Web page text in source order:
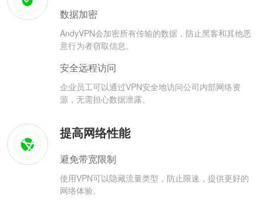
数据加密
AndyVPN会加密所有传输的数据，防止黑客和其他恶
意行为者窃取信息。
安全远程访问
企业员工可以通过VPN安全地访问公司内部网络资
源，无需担心数据泄露。
提高网络性能
避免带宽限制
使用VPN可以隐藏流量类型，防止限速，提供更好的
网络体验。